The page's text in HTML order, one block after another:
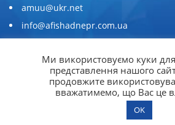
amuu@ukr.net
info@afishadnepr.com.ua
Приєднуйтесь
Ми використовуємо куки
представлення нашого
продовжите
вважатимемо, що Вас це
OK